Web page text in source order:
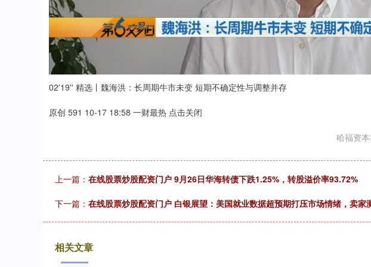
02'19'' 精选丨魏海洪：长周期牛市未变 短期不确定性与调整并存
原创 591 10-17 18:58 一财最热 点击关闭
哈福资
上一篇： 在线股票炒股配资门户 9月26日华海转债下跌1.25%，转股溢价率93.72%
下一篇： 在线股票炒股配资门户 白银展望：美国就业数据超预期打压市场情绪，卖家
相关文章